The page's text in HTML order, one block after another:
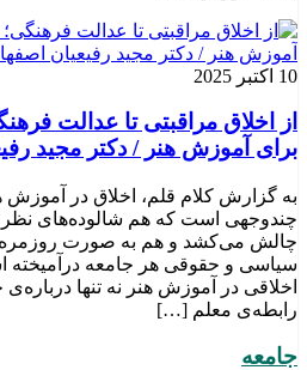
10 اکتبر 2025
از اخلاق مراقبتی تا عدالت
برای آموزش هنر / دکتر مجید
به گزارش کلام قلم، اخلاق در
چندوجهی است که هم شالوده‌های
چالش می‌کشد و هم به صورت روزمره
سیاسی و حقوقی هر جامعه درآمیخته
اخلاقی در آموزش هنر نه تنها
رابطه‌ی معلم […]
جامعه